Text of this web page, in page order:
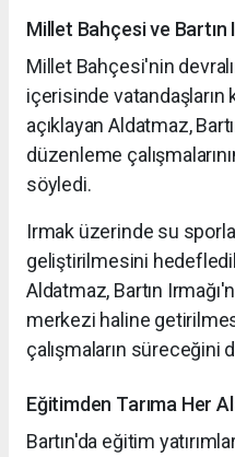
Millet Bahçesi ve Bartın
Millet Bahçesi'nin
içerisinde vatandaşların
açıklayan Aldatmaz,
düzenleme
söyledi.
Irmak üzerinde su
geliştirilmesini
Aldatmaz, Bartın
merkezi haline
çalışmaların süreceğini
Eğitimden Tarıma Her
Bartın'da eğitim